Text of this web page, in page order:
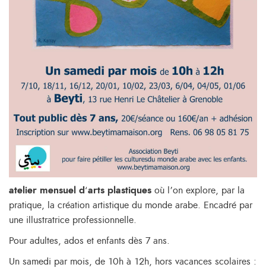
atelier mensuel d ‘arts plastiques où l’on explore, par la
pratique, la création artistique du monde arabe. Encadré par
une illustratrice professionnelle.
Pour adultes, ados et enfants dès 7 ans.
Un samedi par mois, de 10h à 12h, hors vacances scolaires :